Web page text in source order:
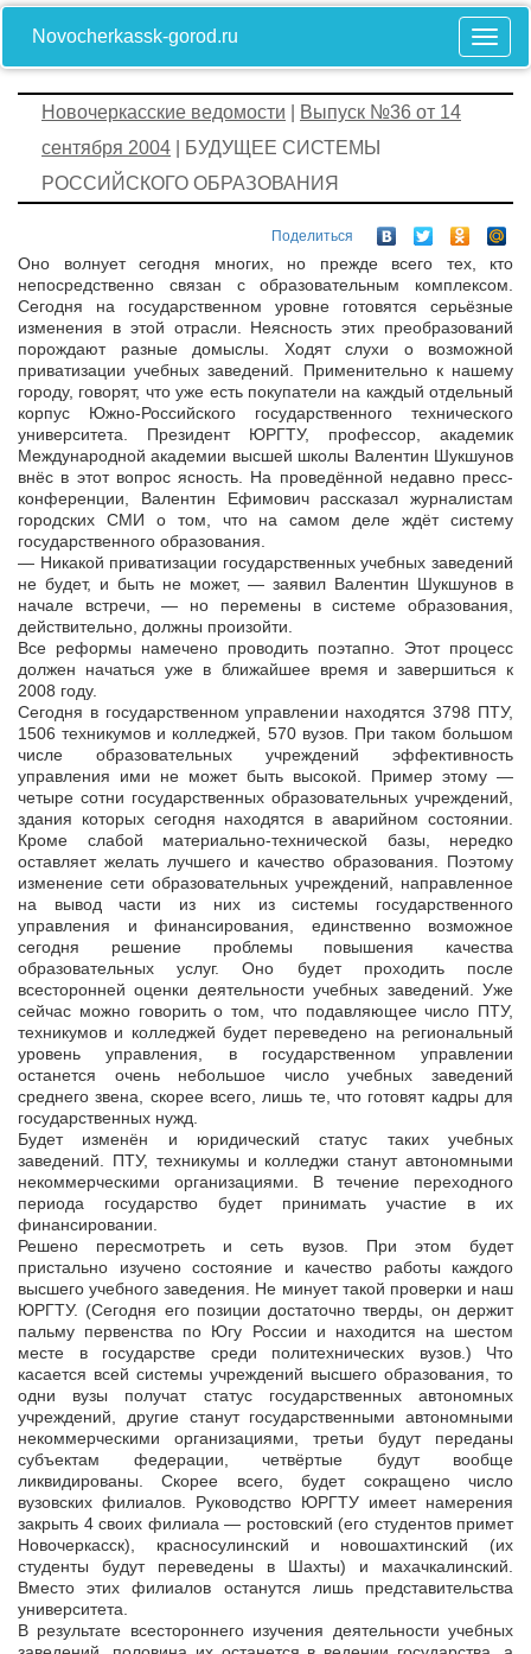
Novocherkassk-gorod.ru
Новочеркасские ведомости
Выпуск №36 от 14
сентября 2004 | БУДУЩЕЕ СИСТЕМЫ
РОССИЙСКОГО ОБРАЗОВАНИЯ
Поделиться
Оно волнует сегодня многих, но прежде всего тех, кто
непосредственно связан с образовательным комплексом.
Сегодня на государственном уровне готовятся серьёзные
изменения в этой отрасли. Неясность этих преобразований
порождают разные домыслы. Ходят слухи о возможной
приватизации учебных заведений. Применительно к нашему
городу, говорят, что уже есть покупатели на каждый отдельный
корпус Южно-Российского государственного технического
университета. Президент ЮРГТУ, профессор, академик
Международной академии высшей школы Валентин Шукшунов
внёс в этот вопрос ясность. На проведённой недавно пресс-
конференции, Валентин Ефимович рассказал журналистам
городских СМИ о том, что на самом деле ждёт систему
государственного образования.
— Никакой приватизации государственных учебных заведений
не будет, и быть не может, — заявил Валентин Шукшунов в
начале встречи, — но перемены в системе образования,
действительно, должны произойти.
Все реформы намечено проводить поэтапно. Этот процесс
должен начаться уже в ближайшее время и завершиться к
2008 году.
Сегодня в государственном управлении находятся 3798 ПТУ,
1506 техникумов и колледжей, 570 вузов. При таком большом
числе образовательных учреждений эффективность
управления ими не может быть высокой. Пример этому —
четыре сотни государственных образовательных учреждений,
здания которых сегодня находятся в аварийном состоянии.
Кроме слабой материально-технической базы, нередко
оставляет желать лучшего и качество образования. Поэтому
изменение сети образовательных учреждений, направленное
на вывод части из них из системы государственного
управления и финансирования, единственно возможное
сегодня решение проблемы повышения качества
образовательных услуг. Оно будет проходить после
всесторонней оценки деятельности учебных заведений. Уже
сейчас можно говорить о том, что подавляющее число ПТУ,
техникумов и колледжей будет переведено на региональный
уровень управления, в государственном управлении
останется очень небольшое число учебных заведений
среднего звена, скорее всего, лишь те, что готовят кадры для
государственных нужд.
Будет изменён и юридический статус таких учебных
заведений. ПТУ, техникумы и колледжи станут автономными
некоммерческими организациями. В течение переходного
периода государство будет принимать участие в их
финансировании.
Решено пересмотреть и сеть вузов. При этом будет
пристально изучено состояние и качество работы каждого
высшего учебного заведения. Не минует такой проверки и наш
ЮРГТУ. (Сегодня его позиции достаточно тверды, он держит
пальму первенства по Югу России и находится на шестом
месте в государстве среди политехнических вузов.) Что
касается всей системы учреждений высшего образования, то
одни вузы получат статус государственных автономных
учреждений, другие станут государственными автономными
некоммерческими организациями, третьи будут переданы
субъектам федерации, четвёртые будут вообще
ликвидированы. Скорее всего, будет сокращено число
вузовских филиалов. Руководство ЮРГТУ имеет намерения
закрыть 4 своих филиала — ростовский (его студентов примет
Новочеркасск), красносулинский и новошахтинский (их
студенты будут переведены в Шахты) и махачкалинский.
Вместо этих филиалов останутся лишь представительства
университета.
В результате всестороннего изучения деятельности учебных